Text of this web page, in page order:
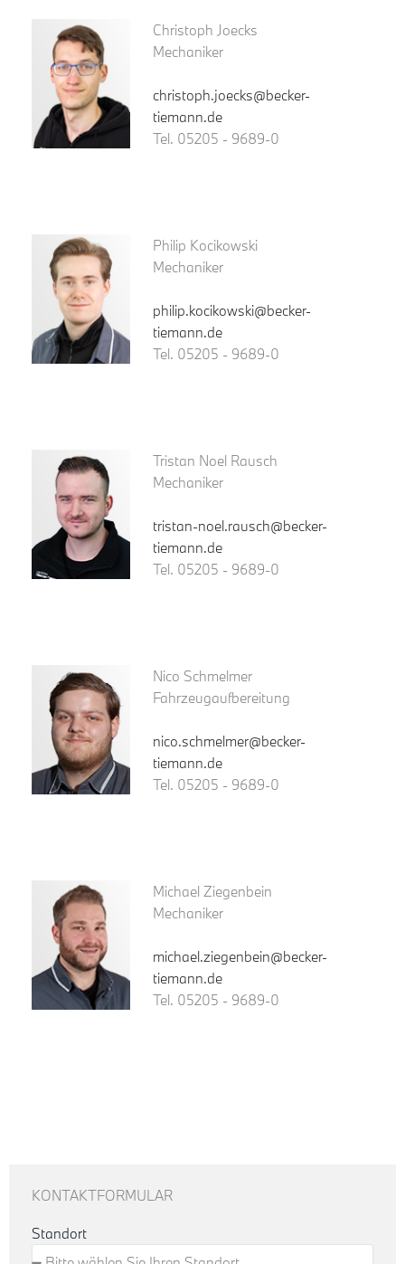
Christoph Joecks
Mechaniker
christoph.joecks@becker-
tiemann.de
Tel. 05205 - 9689-0
Philip Kocikowski
Mechaniker
philip.kocikowski@becker-
tiemann.de
Tel. 05205 - 9689-0
Tristan Noel Rausch
Mechaniker
tristan-noel.rausch@becker-
tiemann.de
Tel. 05205 - 9689-0
Nico Schmelmer
Fahrzeugaufbereitung
nico.schmelmer@becker-
tiemann.de
Tel. 05205 - 9689-0
Michael Ziegenbein
Mechaniker
michael.ziegenbein@becker-
tiemann.de
Tel. 05205 - 9689-0
KONTAKTFORMULAR
Standort